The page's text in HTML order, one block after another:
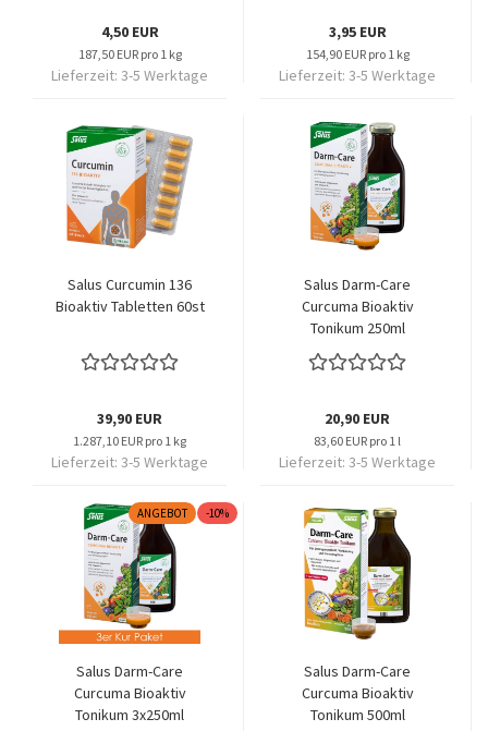
4,50 EUR
187,50 EUR pro 1 kg
Lieferzeit: 3-5 Werktage
3,95 EUR
154,90 EUR pro 1 kg
Lieferzeit: 3-5 Werktage
Salus Curcumin 136
Bioaktiv Tabletten 60st
39,90 EUR
1.287,10 EUR pro 1 kg
Lieferzeit: 3-5 Werktage
Salus Darm-Care
Curcuma Bioaktiv
Tonikum 250ml
20,90 EUR
83,60 EUR pro 1 l
Lieferzeit: 3-5 Werktage
ANGEBOT -10%
Salus Darm-Care
Curcuma Bioaktiv
Tonikum 3x250ml
Salus Darm-Care
Curcuma Bioaktiv
Tonikum 500ml